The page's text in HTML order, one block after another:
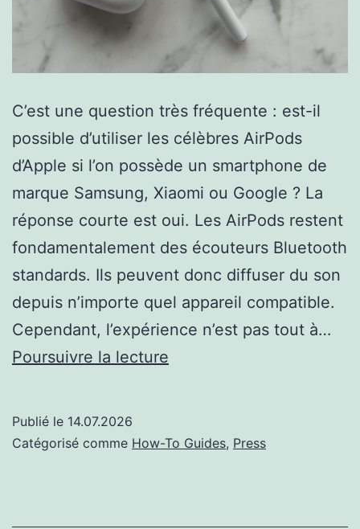
C’est une question très fréquente : est-il
possible d’utiliser les célèbres AirPods
d’Apple si l’on possède un smartphone de
marque Samsung, Xiaomi ou Google ? La
réponse courte est oui. Les AirPods restent
fondamentalement des écouteurs Bluetooth
standards. Ils peuvent donc diffuser du son
depuis n’importe quel appareil compatible.
Cependant, l’expérience n’est pas tout à…
Poursuivre la lecture
des
Publié le 14.07.2026
Catégorisé comme How-To Guides, Press